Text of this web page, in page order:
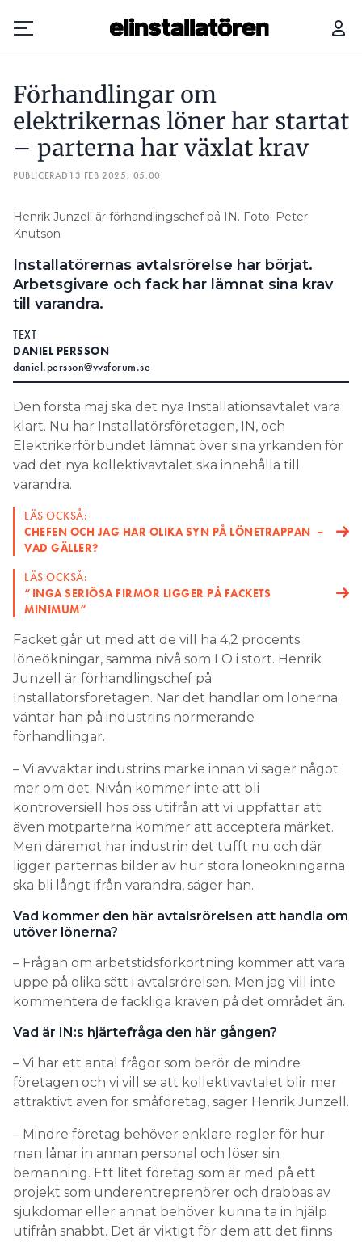
Prenumerera
Hantera prenumeration
Annonsera
Läs E-tidningen
Kontakt
Personuppgifter
Search for:
SEARCH
Förhandlingar om
elektrikernas löner har startat
– parterna har växlat krav
PUBLICERAD 13 FEB 2025, 05:00
Henrik Junzell är förhandlingschef på IN. Foto: Peter
Knutson
Installatörernas avtalsrörelse har börjat.
Arbetsgivare och fack har lämnat sina krav
till varandra.
TEXT
DANIEL PERSSON
daniel.persson@vvsforum.se
Den första maj ska det nya Installationsavtalet vara
klart. Nu har Installatörsföretagen, IN, och
Elektrikerförbundet lämnat över sina yrkanden för
vad det nya kollektivavtalet ska innehålla till
varandra.
LÄS OCKSÅ:
CHEFEN OCH JAG HAR OLIKA SYN PÅ LÖNETRAPPAN –
VAD GÄLLER?
LÄS OCKSÅ:
”INGA SERIÖSA FIRMOR LIGGER PÅ FACKETS
MINIMUM”
Facket går ut med att de vill ha 4,2 procents
löneökningar, samma nivå som LO i stort. Henrik
Junzell är förhandlingschef på
Installatörsföretagen. När det handlar om lönerna
väntar han på industrins normerande
förhandlingar.
– Vi avvaktar industrins märke innan vi säger något
mer om det. Nivån kommer inte att bli
kontroversiell hos oss utifrån att vi uppfattar att
även motparterna kommer att acceptera märket.
Men däremot har industrin det tufft nu och där
ligger parternas bilder av hur stora löneökningarna
ska bli långt ifrån varandra, säger han.
Vad kommer den här avtalsrörelsen att handla om
utöver lönerna?
– Frågan om arbetstidsförkortning kommer att vara
uppe på olika sätt i avtalsrörelsen. Men jag vill inte
kommentera de fackliga kraven på det området än.
Vad är IN:s hjärtefråga den här gången?
– Vi har ett antal frågor som berör de mindre
företagen och vi vill se att kollektivavtalet blir mer
attraktivt även för småföretag, säger Henrik Junzell.
– Mindre företag behöver enklare regler för hur
man lånar in annan personal och löser sin
bemanning. Ett litet företag som är med på ett
projekt som underentreprenörer och drabbas av
sjukdomar eller annat behöver kunna ta in hjälp
utifrån snabbt. Det är viktigt för dem att det finns